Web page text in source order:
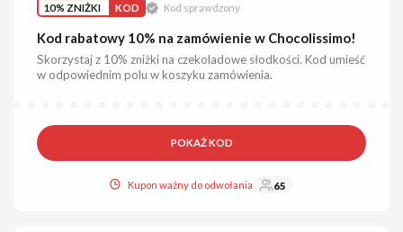
10% ZNIŻKI KOD Kod sprawdzony
Kod rabatowy 10% na zamówienie w Chocolissimo!
Skorzystaj z 10% zniżki na czekoladowe słodkości. Kod umieść
w odpowiednim polu w koszyku zamówienia.
POKAŻ KOD
Kupon ważny do odwołania 65